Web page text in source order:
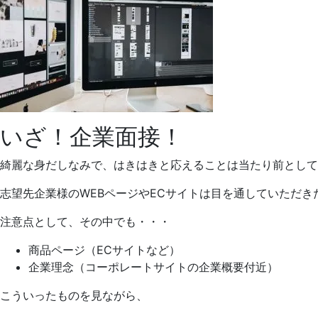
いざ！企業面接！
綺麗な身だしなみで、はきはきと応えることは当たり前として
志望先企業様のWEBページやECサイトは目を通していただき
注意点として、その中でも・・・
商品ページ（ECサイトなど）
企業理念（コーポレートサイトの企業概要付近）
こういったものを見ながら、